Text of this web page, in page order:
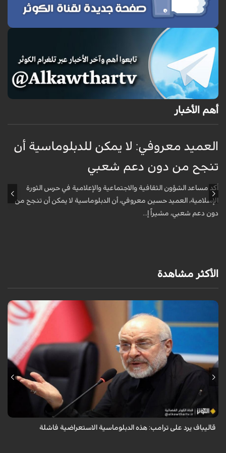
أهم الأخبار
العميد معروفي: لا يمكن للدبلوماسية أن
تنجح من دون دعم شعبي
أكد مساعد الشؤون الثقافية والاجتماعية والإعلامية في حرس الثورة
الإسلامية، العميد حسين معروفي، أن الدبلوماسية لا يمكن أن تنجح من
دون دعم شعبي، مشيراً إ...
الأكثر مشاهدة
أكد رئيس مجلس الشورى الإسلامي الإيراني أن التصريحات الاستعراضية
والتهديدات المتكررة لم تعد تُجدي نفعاً، واصفاً إياها بالدبلوماسية الفاشلة.
قاليباف يرد على ترامب: هذه الدبلوماسية الاستعراضية فاشلة